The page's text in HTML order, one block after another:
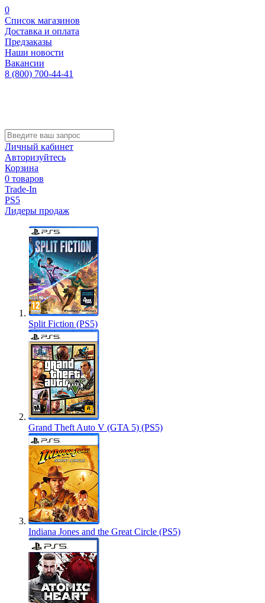
0
Список магазинов
Доставка и оплата
Предзаказы
Наши новости
Вакансии
8 (800) 700-44-41
Личный кабинет
Авторизуйтесь
Корзина
0 товаров
Trade-In
PS5
Лидеры продаж
Split Fiction (PS5)
Grand Theft Auto V (GTA 5) (PS5)
Indiana Jones and the Great Circle (PS5)